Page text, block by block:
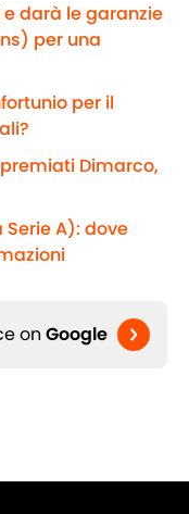
darà le garanzie
per una
per il
premiati Dimarco,
A): dove
on Google